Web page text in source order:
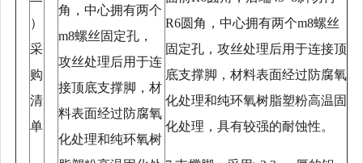
）
采
购
清
单
角，中心拥有两个
m8螺丝固定孔，
攻丝处理后用于连
接顶底支撑脚，材
料表面经过防腐氧
化处理和纯环氧树
R6圆角，中心拥有两个m8螺丝
固定孔，攻丝处理后用于连接顶
底支撑脚，材料表面经过防腐氧
化处理和纯环氧树脂塑粉高温固
化处理，具有较强的耐蚀性。